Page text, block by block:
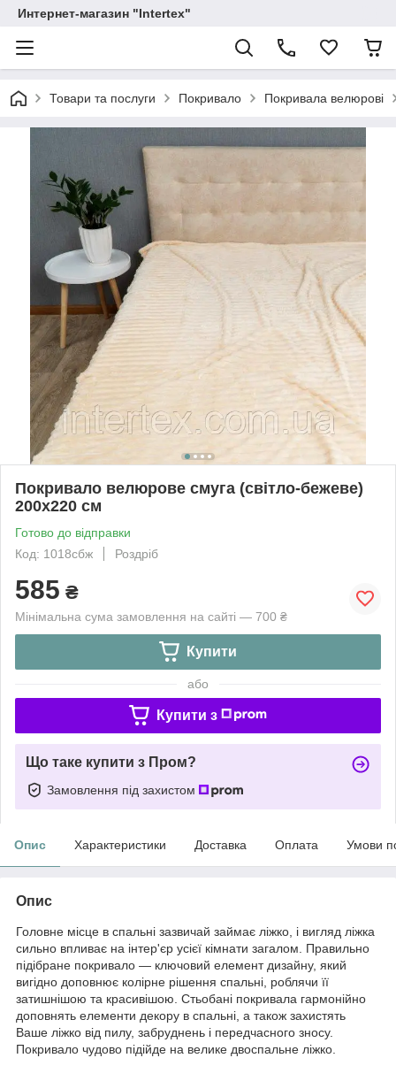
Интернет-магазин "Intertex"
Товари та послуги Покривало Покривала велюрові
Покривало велюрове смуга (світло-бежеве)
200х220 см
Готово до відправки
Код: 1018сбж
Роздріб
585 ₴
Мінімальна сума замовлення на сайті — 700 ₴
Купити
або
Купити з
Що таке купити з Пром?
Замовлення під захистом
Опис Характеристики Доставка Оплата Умови
Опис
Головне місце в спальні зазвичай займає ліжко, і вигляд ліжка
сильно впливає на інтер'єр усієї кімнати загалом. Правильно
підібране покривало — ключовий елемент дизайну, який
вигідно доповнює колірне рішення спальні, роблячи її
затишнішою та красивішою. Стьобані покривала гармонійно
доповнять елементи декору в спальні, а також захистять
Ваше ліжко від пилу, забруднень і передчасного зносу.
Покривало чудово підійде на велике двоспальне ліжко.